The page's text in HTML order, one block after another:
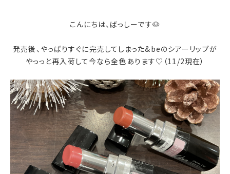
こんにちは、ばっしーです🐶
発売後、やっぱりすぐに完売してしまった&beのシアーリップが
やっっと再入荷して今なら全色あります♡（11/2現在）